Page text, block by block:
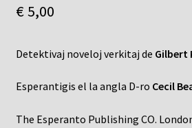
€5,00
Detektivaj noveloj verkitaj de Gilbert
Esperantigis el la angla D-ro Cecil
The Esperanto Publishing CO.